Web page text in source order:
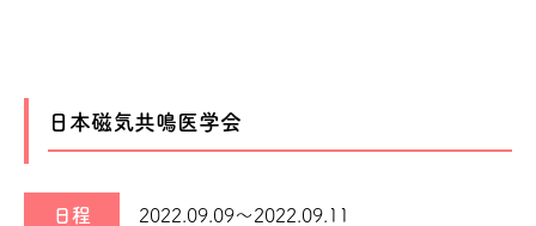
日本磁気共鳴医学会
日程 2022.09.09～2022.09.11